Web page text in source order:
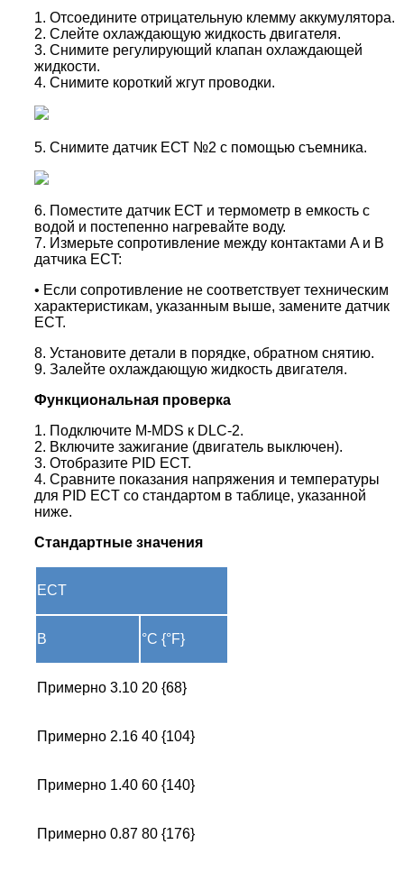
1. Отсоедините отрицательную клемму аккумулятора.
2. Слейте охлаждающую жидкость двигателя.
3. Снимите регулирующий клапан охлаждающей
жидкости.
4. Снимите короткий жгут проводки.
5. Снимите датчик ЕСТ №2 с помощью съемника.
6. Поместите датчик ЕСТ и термометр в емкость с
водой и постепенно нагревайте воду.
7. Измерьте сопротивление между контактами A и B
датчика ECT:
• Если сопротивление не соответствует техническим
характеристикам, указанным выше, замените датчик
ECT.
8. Установите детали в порядке, обратном снятию.
9. Залейте охлаждающую жидкость двигателя.
Функциональная проверка
1. Подключите M-MDS к DLC-2.
2. Включите зажигание (двигатель выключен).
3. Отобразите PID ECT.
4. Сравните показания напряжения и температуры
для PID ECT со стандартом в таблице, указанной
ниже.
Стандартные значения
ECT
В °C {°F}
Примерно 3.10 20 {68}
Примерно 2.16 40 {104}
Примерно 1.40 60 {140}
Примерно 0.87 80 {176}